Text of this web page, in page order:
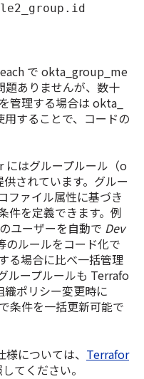
で okta_group_me
ありませんが、数十
管理する場合は okta_
することで、コードの
はグループルール（o
されています。グルー
ファイル属性に基づき
件を定義できます。例
ユーザーを自動で Dev
ルールをコード化で
る場合に比べ一括管理
ループルールも Terrafo
ポリシー変更時に
条件を一括更新可能で
については、 Terrafor
てください。